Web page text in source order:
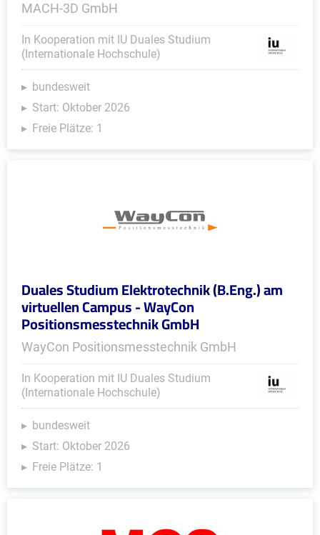
MACH-3D GmbH
In Kooperation mit IU Duales Studium
(Internationale Hochschule)
bundesweit
Start: Oktober 2026
Freie Plätze: 1
Duales Studium Elektrotechnik (B.Eng.) am
virtuellen Campus - WayCon
Positionsmesstechnik GmbH
WayCon Positionsmesstechnik GmbH
In Kooperation mit IU Duales Studium
(Internationale Hochschule)
bundesweit
Start: Oktober 2026
Freie Plätze: 1